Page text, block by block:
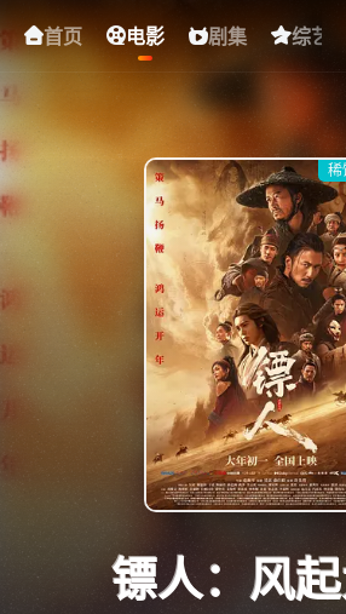
首页 电影 剧集 综艺
下载客户端
gt 0"}
稀
镖人：风